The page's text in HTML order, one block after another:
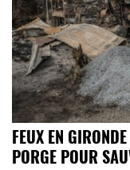
FEUX EN
PORGE POUR